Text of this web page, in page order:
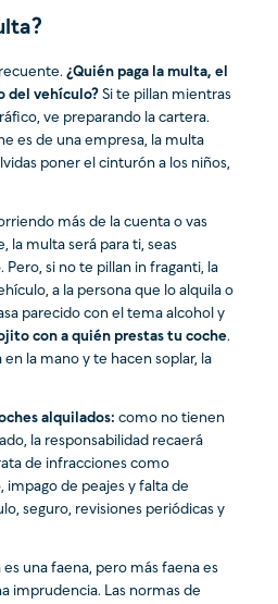
¿Quién paga la multa, el
del vehículo? Si te pillan mientras
ve preparando la cartera.
es de una empresa, la multa
poner el cinturón a los niños,
más de la cuenta o vas
la multa será para ti, seas
si no te pillan in fraganti, la
a la persona que lo alquila o
parecido con el tema alcohol y
con a quién prestas tu coche.
en la mano y te hacen soplar, la
alquilados: como no tienen
la responsabilidad recaerá
de infracciones como
de peajes y falta de
seguro, revisiones periódicas y
una faena, pero más faena es
imprudencia. Las normas de